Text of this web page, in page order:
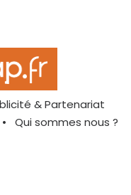
& Partenariat
Qui sommes nous ?